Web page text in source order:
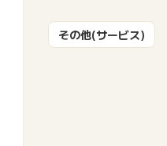
その他(サービス)